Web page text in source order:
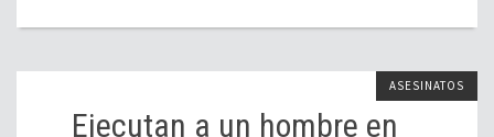
ASESINATOS
Ejecutan a un hombre en